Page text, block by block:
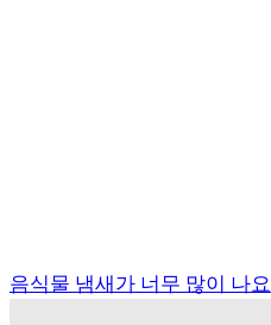
음식물 냄새가 너무 많이 나요